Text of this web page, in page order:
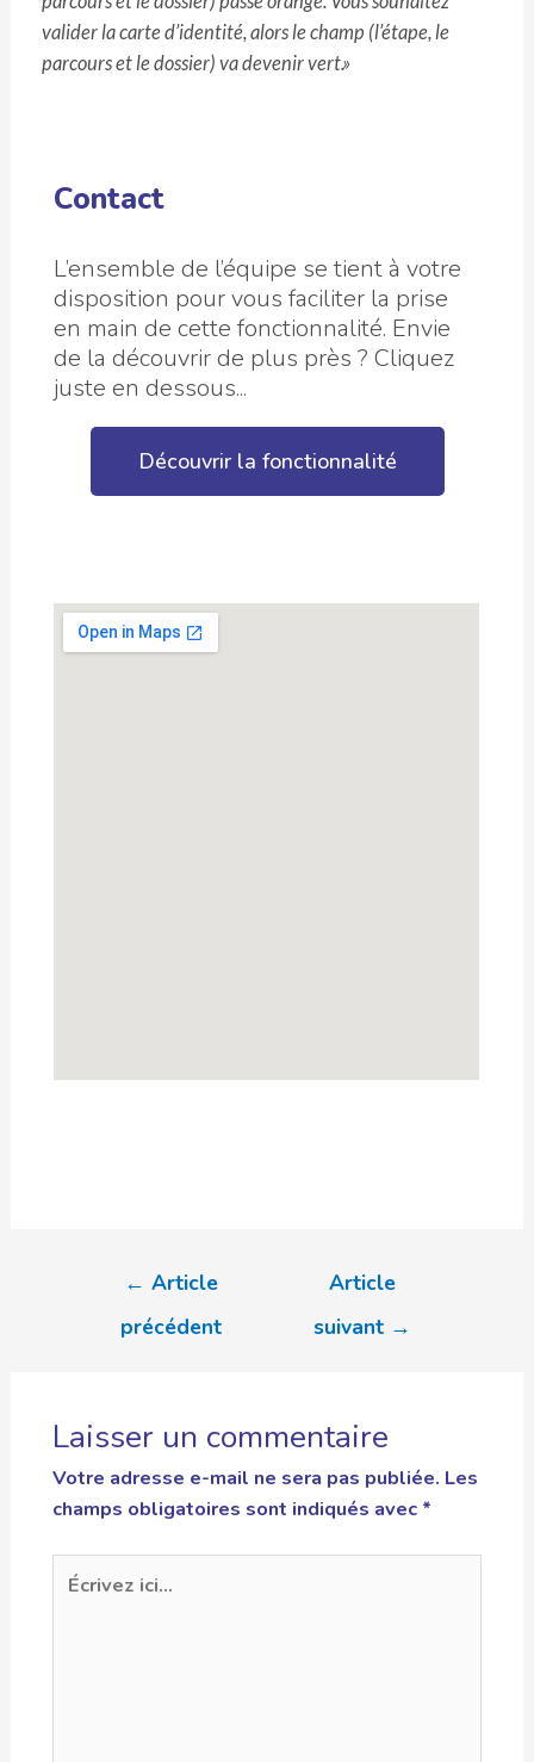
valider la carte d’identité, alors le champ (l’étape, le
parcours et le dossier) va devenir vert.»
Contact
L’ensemble de l’équipe se tient à votre
disposition pour vous faciliter la prise
en main de cette fonctionnalité. Envie
de la découvrir de plus près ? Cliquez
juste en dessous...
Découvrir la fonctionnalité
← Article
précédent
Article
suivant →
Laisser un commentaire
Votre adresse e-mail ne sera pas publiée. Les
champs obligatoires sont indiqués avec *